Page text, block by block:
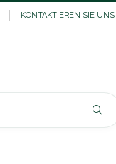
KONTAKTIEREN SIE UNS